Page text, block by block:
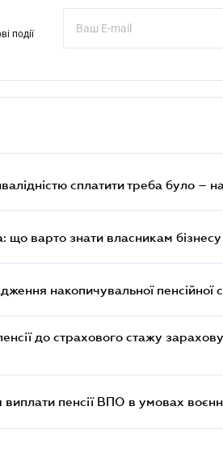
події
сплатити треба було –
що варто знати власникам бізнесу
накопичувальної пенсійної
до страхового стажу
виплати пенсії ВПО в умовах